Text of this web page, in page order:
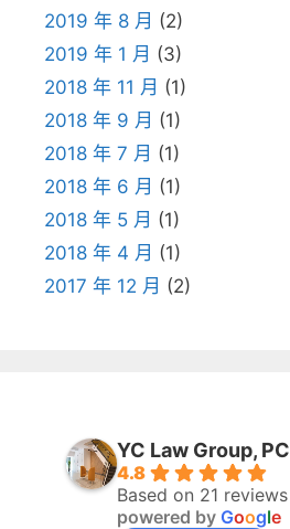
2019 年 8 月 (2)
2019 年 1 月 (3)
2018 年 11 月 (1)
2018 年 9 月 (1)
2018 年 7 月 (1)
2018 年 6 月 (1)
2018 年 5 月 (1)
2018 年 4 月 (1)
2017 年 12 月 (2)
YC Law Group, PC
4.8
Based on 21 reviews
powered by Google